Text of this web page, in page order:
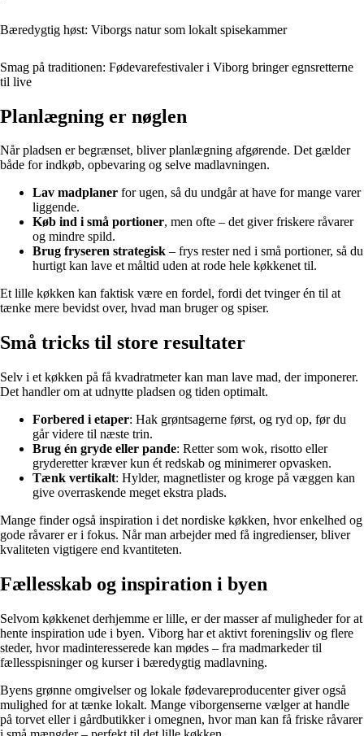
Bæredygtig høst: Viborgs natur som lokalt spisekammer
Smag på traditionen: Fødevarefestivaler i Viborg bringer egnsretterne
til live
Planlægning er nøglen
Når pladsen er begrænset, bliver planlægning afgørende. Det gælder
både for indkøb, opbevaring og selve madlavningen.
Lav madplaner for ugen, så du undgår at have for mange varer
liggende.
Køb ind i små portioner, men ofte – det giver friskere råvarer
og mindre spild.
Brug fryseren strategisk – frys rester ned i små portioner, så du
hurtigt kan lave et måltid uden at rode hele køkkenet til.
Et lille køkken kan faktisk være en fordel, fordi det tvinger én til at
tænke mere bevidst over, hvad man bruger og spiser.
Små tricks til store resultater
Selv i et køkken på få kvadratmeter kan man lave mad, der imponerer.
Det handler om at udnytte pladsen og tiden optimalt.
Forbered i etaper: Hak grøntsagerne først, og ryd op, før du
går videre til næste trin.
Brug én gryde eller pande: Retter som wok, risotto eller
gryderetter kræver kun ét redskab og minimerer opvasken.
Tænk vertikalt: Hylder, magnetlister og kroge på væggen kan
give overraskende meget ekstra plads.
Mange finder også inspiration i det nordiske køkken, hvor enkelhed og
gode råvarer er i fokus. Når man arbejder med få ingredienser, bliver
kvaliteten vigtigere end kvantiteten.
Fællesskab og inspiration i byen
Selvom køkkenet derhjemme er lille, er der masser af muligheder for at
hente inspiration ude i byen. Viborg har et aktivt foreningsliv og flere
steder, hvor madinteresserede kan mødes – fra madmarkeder til
fællesspisninger og kurser i bæredygtig madlavning.
Byens grønne omgivelser og lokale fødevareproducenter giver også
mulighed for at tænke lokalt. Mange viborgenserne vælger at handle
på torvet eller i gårdbutikker i omegnen, hvor man kan få friske råvarer